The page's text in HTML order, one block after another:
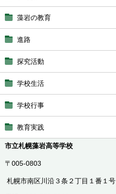
藻岩の教育
進路
探究活動
学校生活
学校行事
教育実践
市立札幌藻岩高等学校
〒005-0803
札幌市南区川沿３条２丁目１番１号